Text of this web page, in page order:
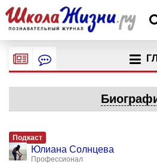
Подкаст
Юлиана Солнцева
Профессионал